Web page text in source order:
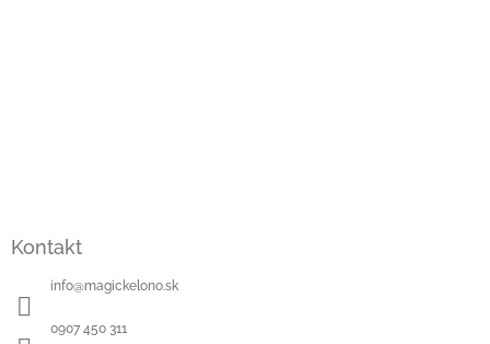
Kontakt
info@magickelono.sk
0907 450 311